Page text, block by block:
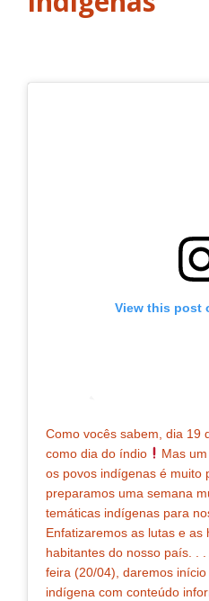
View this post
Como vocês sabem, dia 19
como dia do índio
Mas
os povos indígenas é muito
preparamos uma semana
temáticas indígenas para
Enfatizaremos as lutas e as
habitantes do nosso país. .
feira (20/04), daremos
indígena com conteúdo